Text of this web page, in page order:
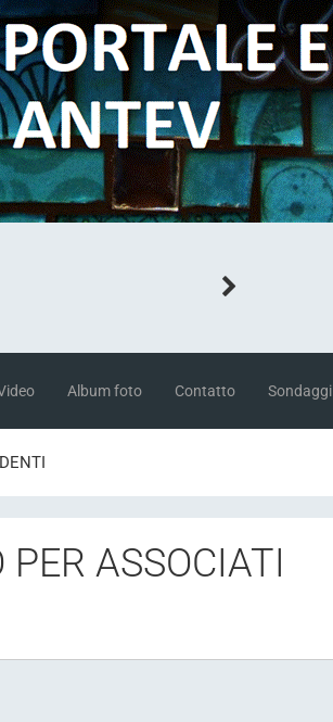
Album foto Contatto Sondaggi
ASSOCIATI